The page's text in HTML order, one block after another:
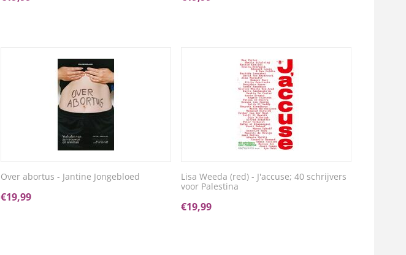
Over abortus - Jantine Jongebloed
€19,99
Lisa Weeda (red) - J'accuse; 40 schrijvers
voor Palestina
€19,99